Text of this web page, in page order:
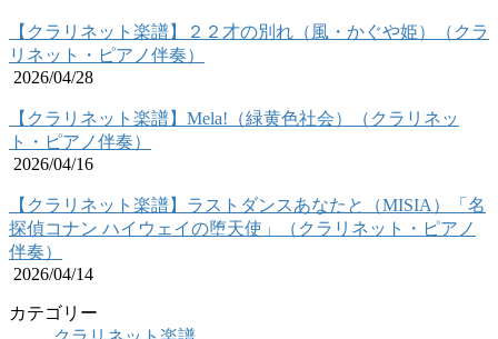
【クラリネット楽譜】２２才の別れ（風・かぐや姫）（クラ
リネット・ピアノ伴奏）
2026/04/28
【クラリネット楽譜】Mela!（緑黄色社会）（クラリネッ
ト・ピアノ伴奏）
2026/04/16
【クラリネット楽譜】ラストダンスあなたと（MISIA）「名
探偵コナン ハイウェイの堕天使」（クラリネット・ピアノ
伴奏）
2026/04/14
カテゴリー